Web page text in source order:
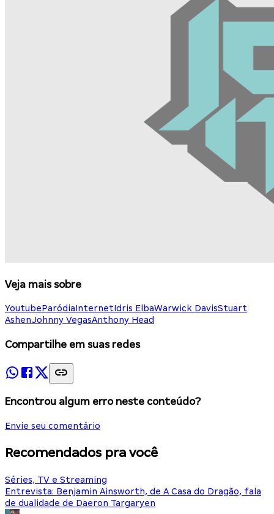
Veja mais sobre
YoutubeParódiaInternetIdris ElbaWarwick DavisStuart
AshenJohnny VegasAnthony Head
Compartilhe em suas redes
Encontrou algum erro neste conteúdo?
Envie seu comentário
Recomendados pra você
Séries, TV e Streaming
Entrevista: Benjamin Ainsworth, de A Casa do Dragão, fala
de dualidade de Daeron Targaryen